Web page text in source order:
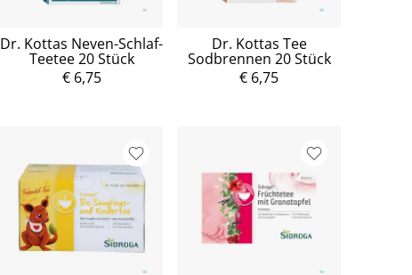
Dr. Kottas Neven-Schlaf-
Teetee 20 Stück
€ 6,75
Dr. Kottas Tee
Sodbrennen 20 Stück
€ 6,75